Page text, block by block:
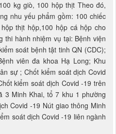
kg giò, 100 hộp thịt Theo đó,
nhu yếu phẩm gồm: 100 chiếc
thịt hộp,100 hộp cá hộp cho
thi hành nhiệm vụ tại: Bệnh viện
soát bệnh tật tinh QN (CDC);
viên đa khoa Hạ Long; Khu
sự ; Chốt kiểm soát dịch Covid
kiểm soát dịch Covid -19 trên
Minh Khai, tổ 7 khu 1 phường
Covid -19 Nút giao thông Minh
soát dịch Covid -19 liên ngành